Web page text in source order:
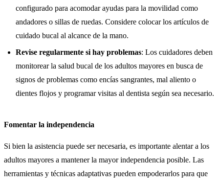
configurado para acomodar ayudas para la movilidad como
andadores o sillas de ruedas. Considere colocar los artículos de
cuidado bucal al alcance de la mano.
Revise regularmente si hay problemas: Los cuidadores deben
monitorear la salud bucal de los adultos mayores en busca de
signos de problemas como encías sangrantes, mal aliento o
dientes flojos y programar visitas al dentista según sea necesario.
Fomentar la independencia
Si bien la asistencia puede ser necesaria, es importante alentar a los
adultos mayores a mantener la mayor independencia posible. Las
herramientas y técnicas adaptativas pueden empoderarlos para que